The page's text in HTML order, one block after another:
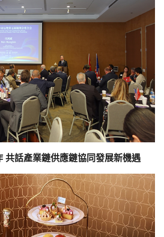
共話產業鏈供應鏈協同發展新機遇